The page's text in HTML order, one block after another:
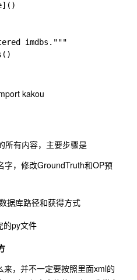
imdbs."""
kakou
所有内容，主要步骤是
字，修改GroundTruth和OP预
据库路径和获得方式
的py文件
来，并不一定要按照里面xml的